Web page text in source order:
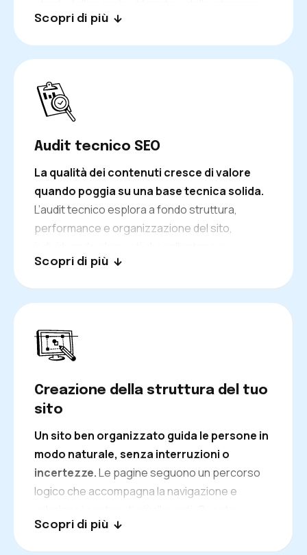
che guidano le ricerche.
la stessa lingua di chi cerca,creando un
sito attira utenti realmente interessati e
favorisce un avvicinamento autentico al
Scopri di più
Audit tecnico SEO
La qualità dei contenuti cresce di valore
quando poggia su una base tecnica solida.
L’audit tecnico esplora a fondo struttura,
performance e organizzazione del sito,
ostacolano la corretta lettura da parte dei
fluidità, velocità e ordine, rendendo il sito più
complessiva acquista armonia e favorisce una
presenza più stabile nelle ricerche.
Scopri di più
Creazione della struttura del tuo
sito
Un sito ben organizzato guida le persone in
modo naturale, senza interruzioni o
incertezze.Le pagine seguono un percorso
logico che accompagna la navigazione e
organizzazione facilita la permanenza degli
Scopri di più